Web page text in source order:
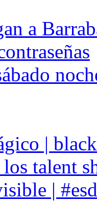
a
|
los talent
|